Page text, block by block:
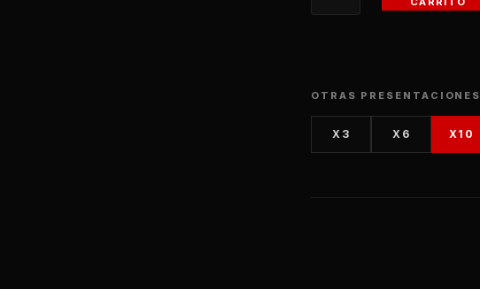
DEL
OTRAS PRESENTACIONES
X3 X6 X10